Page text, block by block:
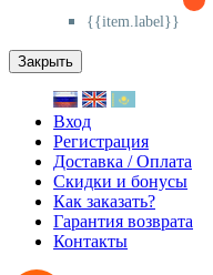
{{item.label}}
Закрыть
Вход
Регистрация
Доставка / Оплата
Скидки и бонусы
Как заказать?
Гарантия возврата
Контакты